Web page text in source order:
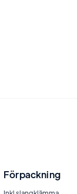
Förpackning